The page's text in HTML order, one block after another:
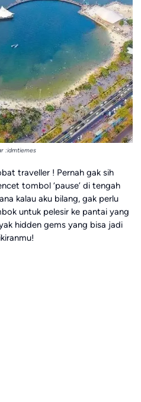
:idmtiemes
traveller ! Pernah gak sih
tombol ‘pause’ di tengah
kalau aku bilang, gak perlu
untuk pelesir ke pantai yang
hidden gems yang bisa jadi